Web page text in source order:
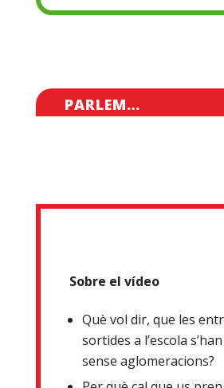
PARLEM…
Sobre el vídeo
Què vol dir, que les
sortides a l’escola
sense aglomeracions?